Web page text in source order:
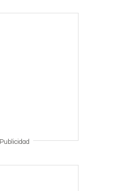
Publicidad